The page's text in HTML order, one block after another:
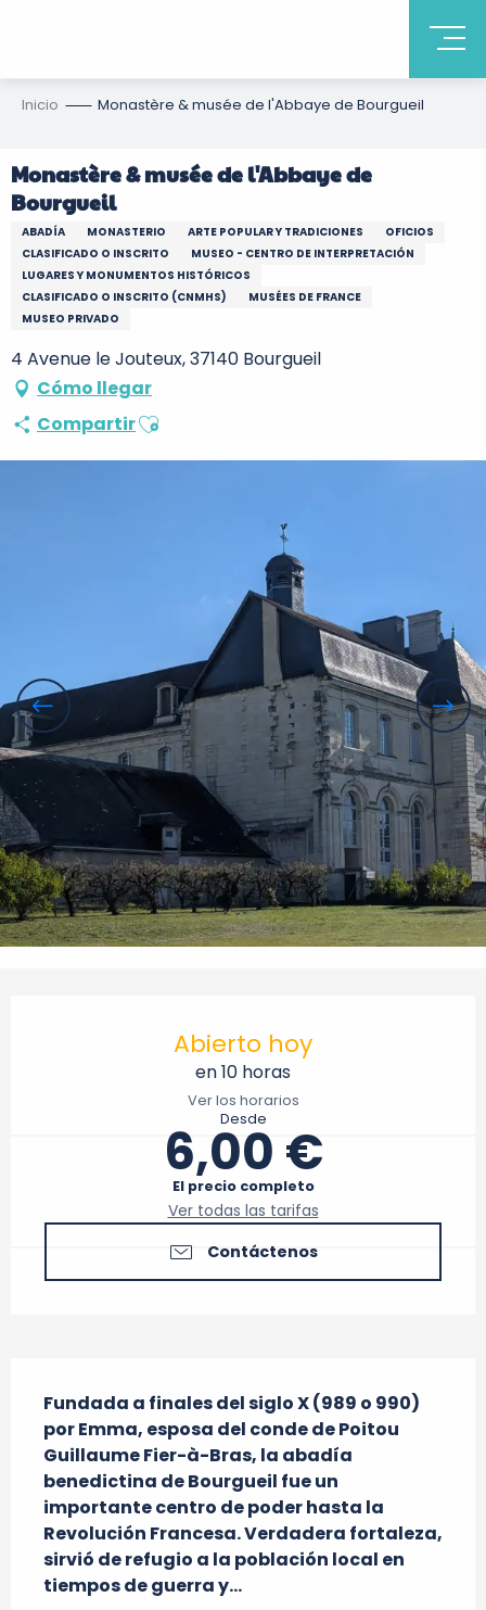
Inicio Monastère & musée de l'Abbaye de Bourgueil
Monastère & musée de l'Abbaye de
Bourgueil
ABADÍA MONASTERIO ARTE POPULAR Y TRADICIONES
OFICIOS
CLASIFICADO O INSCRITO
MUSEO - CENTRO DE INTERPRETACIÓN
LUGARES Y MONUMENTOS HISTÓRICOS
CLASIFICADO O INSCRITO (CNMHS)
MUSÉES DE FRANCE
MUSEO PRIVADO
4 Avenue le Jouteux, 37140 Bourgueil
Cómo llegar
CompartirAjouter aux favoris
Abierto hoy
en 10 horas
Ver los horarios
Desde
6,00 €
El precio completo
Ver todas las tarifas
Contáctenos
Fundada a finales del siglo X (989 o 990)
por Emma, esposa del conde de Poitou
Guillaume Fier-à-Bras, la abadía
benedictina de Bourgueil fue un
importante centro de poder hasta la
Revolución Francesa. Verdadera fortaleza,
sirvió de refugio a la población local en
tiempos de guerra y...